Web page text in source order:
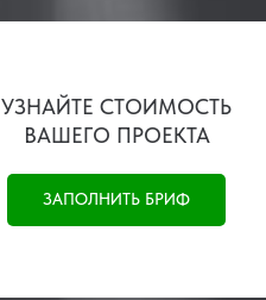
УЗНАЙТЕ СТОИМОСТЬ
ВАШЕГО ПРОЕКТА
ЗАПОЛНИТЬ БРИФ